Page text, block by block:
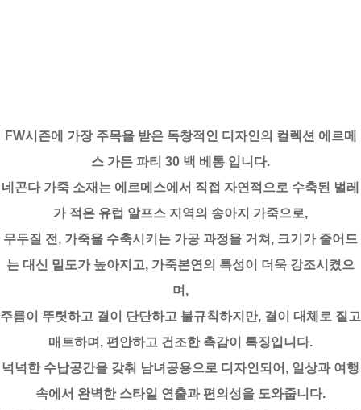
FW시즌에 가장 주목을 받은 독창적인 디자인의 컬렉션 에르메
스 가든 파티 30 백 베통 입니다.
네곤다 가죽 소재는 에르메스에서 직접 자연적으로 수축된 벌레
가 적은 유럽 알프스 지역의 송아지 가죽으로,
무두질 전, 가죽을 수축시키는 가공 과정을 거쳐, 크기가 줄어드
는 대신 밀도가 높아지고, 가죽본연의 특성이 더욱 강조시켰으
며,
주름이 뚜렷하고 결이 단단하고 불규칙하지만, 결이 대체로 짙고
매트하며, 편안하고 건조한 촉감이 특징입니다.
넉넉한 수납공간을 갖춰 남녀공용으로 디자인되어, 일상과 여행
속에서 완벽한 스타일 연출과 편의성을 도와줍니다.